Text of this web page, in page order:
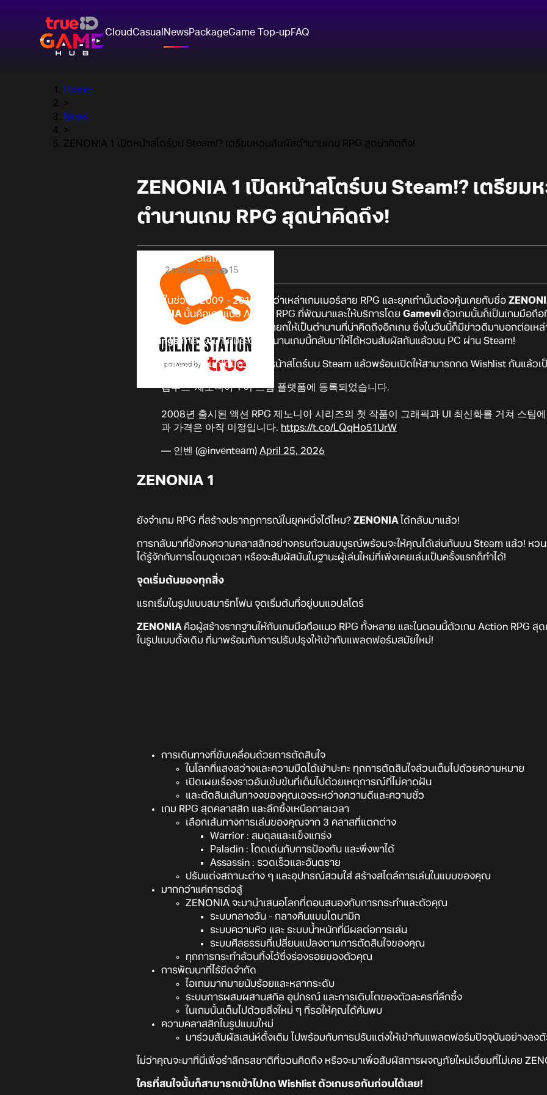
CloudCasual NewsPackageGame Top-upFAQ
Home
>
News
>
ZENONIA 1 เปิดหน้าสโตร์บน Steam!? เตรียมหวนสัมผัสตำนานเกม RPG สุดน่าคิดถึง!
ZENONIA 1 เปิดหน้าสโตร์บน Steam!? เตรีย
ตำนานเกม RPG สุดน่าคิดถึง!
Online Station
2 months ago 15
ย้อนไปในช่วงปี 2009 - 2010 เชื่อว่าเหล่าเกมเมอร์สาย RPG และยุคเก๋านั้นต้องคุ้นเคยกับชื่อ
ZENONIA นั้นคือเกมแนว Action RPG ที่พัฒนาและให้บริการโดย Gamevil ตัวเกมนั้นก็เป็นเกมมือถื
ด้วยระบบการที่โดดเด่น รวมถึงถูกยกให้เป็นตำนานที่น่าคิดถึงอีกเกม ซึ่งในวันนี้ก็มีข่าวดีมาบอกต่อเหล่
Holdings กำลังจะนำเกมระดับตำนานเกมนี้กลับมาให้ได้หวนสัมผัสกันแล้วบน PC ผ่าน Steam!
โดยในตอนนี้ตัวเกมก็ได้มีการเปิดหน้าสโตร์บน Steam แล้วพร้อมเปิดให้สามารถกด Wishlist กันแล้วเ
컴투스 '제노니아 1'이 스팀 플랫폼에 등록되었습니다.
2008년 출시된 액션 RPG 제노니아 시리즈의 첫 작품이 그래픽과 UI 최신화를 거쳐 스팀
과 가격은 아직 미정입니다. https://t.co/LQqHo51UrW
— 인벤 (@inventeam) April 25, 2026
ZENONIA 1
ยังจำเกม RPG ที่สร้างปรากฎการณ์ในยุคหนึ่งได้ไหม? ZENONIA ได้กลับมาแล้ว!
การกลับมาที่ยังคงความคลาสสิกอย่างครบถ้วนสมบูรณ์พร้อมจะให้คุณได้เล่นกันบน Steam แล้ว! ห
ได้รู้จักกับการโดนดูดเวลา หรือจะสัมผัสมันในฐานะผู้เล่นใหม่ที่เพิ่งเคยเล่นเป็นครั้งแรกก็ทำได้!
จุดเริ่มต้นของทุกสิ่ง
แรกเริ่มในรูปแบบสมาร์ทโฟน จุดเริ่มต้นที่อยู่บนแอปสโตร์
ZENONIA คือผู้สร้างรากฐานให้กับเกมมือถือแนว RPG ทั้งหลาย และในตอนนี้ตัวเกม Action RPG
ในรูปแบบดั้งเดิม ที่มาพร้อมกับการปรับปรุงให้เข้ากับแพลตฟอร์มสมัยใหม่!
การเดินทางที่ขับเคลื่อนด้วยการตัดสินใจ
ในโลกที่แสงสว่างและความมืดได้เข้าปะทะ ทุกการตัดสินใจล้วนเต็มไปด้วยความหมาย
เปิดเผยเรื่องราวอันเข้มข้นที่เต็มไปด้วยเหตุการณ์ที่ไม่คาดฝัน
และตัดสินเส้นทางงของคุณเองระหว่างความดีและความชั่ว
เกม RPG สุดคลาสสิก และลึกซึ้งเหนือกาลเวลา
เลือกเส้นทางการเล่นของคุณจาก 3 คลาสที่แตกต่าง
Warrior : สมดุลและแข็งแกร่ง
Paladin : โดดเด่นกับการป้องกัน และพึ่งพาได้
Assassin : รวดเร็วและอันตราย
ปรับแต่งสถานะต่าง ๆ และอุปกรณ์สวมใส่ สร้างสไตล์การเล่นในแบบของคุณ
มากกว่าแค่การต่อสู้
ZENONIA จะมานำเสนอโลกที่ตอบสนองกับการกระทำและตัวคุณ
ระบบกลางวัน - กลางคืนแบบไดนามิก
ระบบความหิว และ ระบบน้ำหนักที่มีผลต่อการเล่น
ระบบศีลธรรมที่เปลี่ยนแปลงตามการตัดสินใจของคุณ
ทุกการกระทำล้วนทิ้งไว้ซึ่งร่องรอยของตัวคุณ
การพัฒนาที่ไร้ขีดจำกัด
ไอเทมมากมายนับร้อยและหลากระดับ
ระบบการผสมผสานสกิล อุปกรณ์ และการเติบโตของตัวละครที่ลึกซึ้ง
ในเกมนั้นเต็มไปด้วยสิ่งใหม่ ๆ ที่รอให้คุณได้ค้นพบ
ความคลาสสิกในรูปแบบใหม่
มาร่วมสัมผัสเสน่ห์ดั้งเดิม ไปพร้อมกับการปรับแต่งให้เข้ากับแพลตฟอร์มปัจจุบันอย่างลง
ไม่ว่าคุณจะมาที่นี่เพื่อรำลึกรสชาติที่ชวนคิดถึง หรือจะมาเพื่อสัมผัสการผจญภัยใหม่เอี่ยมที่ไม่เคย
ใครที่สนใจนั้นก็สามารถเข้าไปกด Wishlist ตัวเกมรอกันก่อนได้เลย!